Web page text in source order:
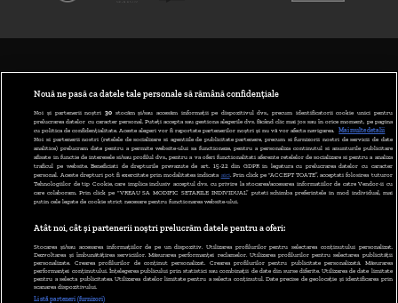
ABONARE DIGI TV
GESTIONAȚI PREFERINȚELE
CODUL DIGI24
CAMERE WEB
CONTACT/INFO
Nouă ne pasă ca datele tale personale să rămână confidențiale
Noi și partenerii noștri 30stocăm și/sau accesăm informații pe dispozitivul dvs., precum identificatorii cookie unici pentru
prelucrarea datelor cu caracter personal. Puteți accepta sau gestiona alegerile dvs. făcând clic mai jos sau în orice moment, pe pagina
cu politica de confidențialitate. Aceste alegeri vor fi raportate partenerilor noștri și nu vă vor afecta navigarea.
Mai multe detalii
Noi si partenerii nostri (retelele de socializare si agentiile de publicitate partenere, precum si furnizorii nostri de servicii de date
analitice) prelucram date pentru a permite website-ului sa functioneze, pentru a personaliza continutul si anunturile publicitare
afisate in functie de interesele si/sau profilul dvs., pentru a va oferi functionalitati aferente retelelor de socializare si pentru a analiza
traficul pe website. Beneficiati de drepturile prevazute de art. 15-22 din GDPR in legatura cu prelucrarea datelor cu caracter
personal. Aceste drepturi pot fi exercitate prin modalitatea indicata aici. Prin click pe “ACCEPT TOATE”, acceptati folosirea tuturor
Tehnologiilor de tip Cookie, care implica inclusiv acceptul dvs. cu privire la stocarea/accesarea informatiilor de catre Vendor-ii cu
care colaboram. Prin click pe “VREAU SA MODIFIC SETARILE INDIVIDUAL” puteti schimba preferintele in mod individual, mai
putin cele legate de cookie strict necesare pentru functionarea website-ului.
Atât noi, cât și partenerii noștri prelucrăm datele pentru a oferi:
Stocarea și/sau accesarea informațiilor de pe un dispozitiv. Utilizarea profilurilor pentru selectarea conținutului personalizat.
Dezvoltarea și îmbunătățirea serviciilor. Măsurarea performanței reclamelor. Utilizarea profilurilor pentru selectarea publicității
personalizate. Crearea profilurilor de conținut personalizat. Crearea profilurilor pentru publicitate personalizată. Măsurarea
performanței conținutului. Înțelegerea publicului prin statistici sau combinații de date din surse diferite. Utilizarea de date limitate
pentru a selecta publicitatea. Utilizarea datelor limitate pentru a selecta conținutul. Date precise de geolocație și identificarea prin
scanarea dispozitivului.
Listă parteneri (furnizori)